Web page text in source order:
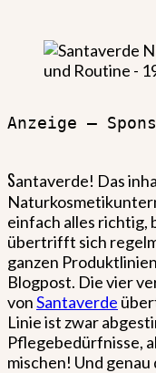
Anzeige –
Santaverde! Das
einfach alles richtig,
übertrifft sich
ganzen
Blogpost. Die vier
vonSantaverde
Linie ist zwar
Pflegebedürfnisse,
mischen! Und genau